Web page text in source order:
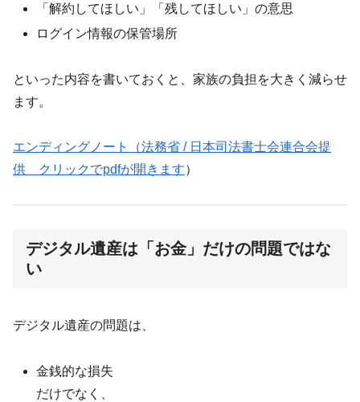
「解約してほしい」「残してほしい」の意思
ログイン情報の保管場所
といった内容を書いておくと、家族の負担を大きく減らせ
ます。
エンディングノート（法務省 / 日本司法書士会連合会提
供 クリックでpdfが開きます）
デジタル遺産は「お金」だけの問題ではな
い
デジタル遺産の問題は、
金銭的な損失
だけでなく、